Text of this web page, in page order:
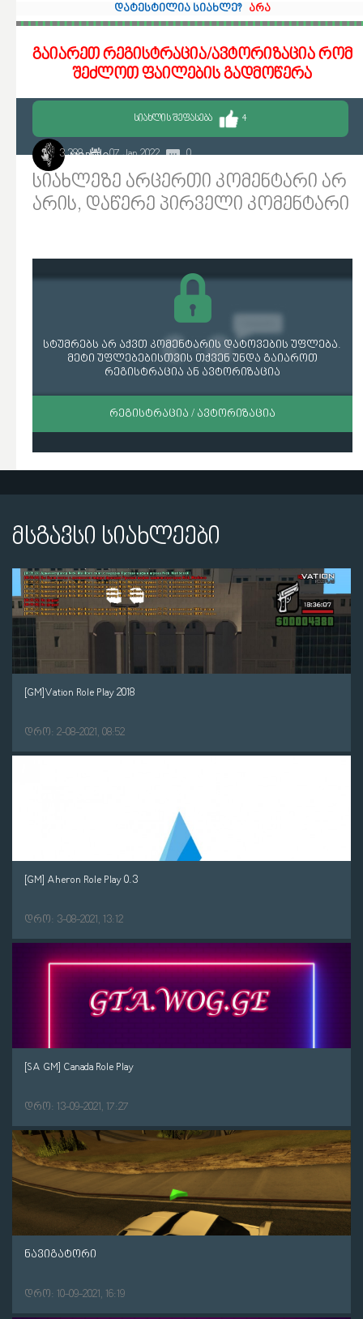
დატესტილია სიახლე?
არა
გაიარეთ რეგისტრაცია/ავტორიზაცია რომ
შეძლოთ ფაილების გადმოწერა
ᲡᲘᲐᲮᲚᲘᲡ ᲨᲔᲤᲐᲡᲔᲑᲐ 4
MORELO
3 388 07 Jan 2022 0
სიახლეზე არცერთი კომენტარი არ
არის, დაწერე პირველი კომენტარი
სტუმრებს არ აქვთ კომენტარის დატოვების უფლება.
მეტი უფლებებისთვის თქვენ უნდა გაიაროთ
რეგისტრაცია ან ავტორიზაცია
ᲠᲔᲒᲘᲡᲢᲠᲐᲪᲘᲐ / ᲐᲕᲢᲝᲠᲘᲖᲐᲪᲘᲐ
მსგავსი სიახლეები
[GM]Vation Role Play 2018
დრო: 2-08-2021, 08:52
[GM] Aheron Role Play 0.3
დრო: 3-08-2021, 13:12
[SA GM] Canada Role Play
დრო: 13-09-2021, 17:27
ნავიგატორი
დრო: 10-09-2021, 16:19